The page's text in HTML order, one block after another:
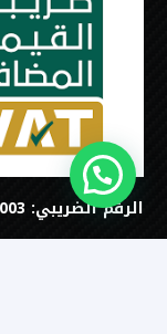
الرقم الضريبي: 301117265700003